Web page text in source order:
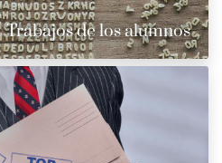
Trabajos de los alumnos